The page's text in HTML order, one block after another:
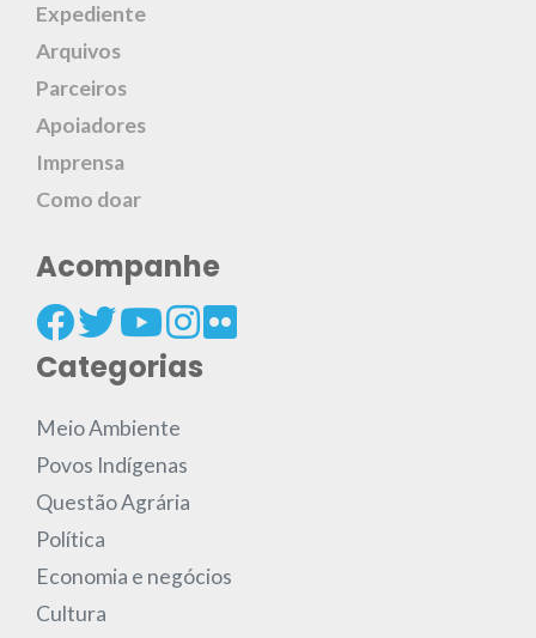
Expediente
Arquivos
Parceiros
Apoiadores
Imprensa
Como doar
Acompanhe
Categorias
Meio Ambiente
Povos Indígenas
Questão Agrária
Política
Economia e negócios
Cultura